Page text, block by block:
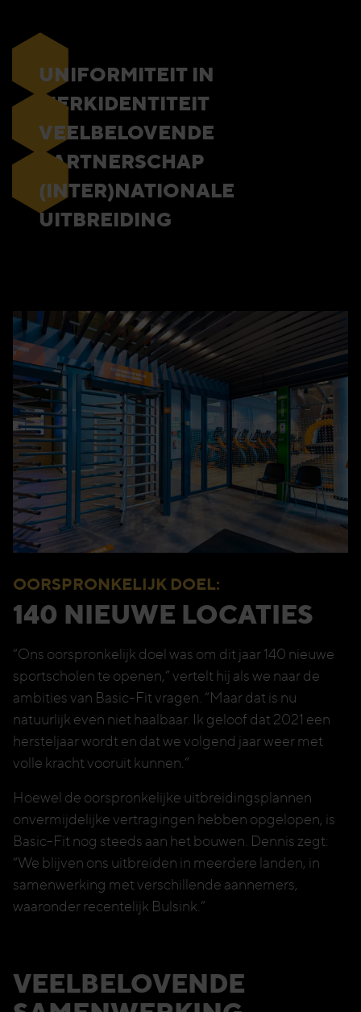
UNIFORMITEIT IN
MERKIDENTITEIT
VEELBELOVENDE
PARTNERSCHAP
(INTER)NATIONALE
UITBREIDING
OORSPRONKELIJK DOEL:
140 NIEUWE LOCATIES
“Ons oorspronkelijk doel was om dit jaar 140 nieuwe
sportscholen te openen,” vertelt hij als we naar de
ambities van Basic-Fit vragen. “Maar dat is nu
natuurlijk even niet haalbaar. Ik geloof dat 2021 een
hersteljaar wordt en dat we volgend jaar weer met
volle kracht vooruit kunnen.”
Hoewel de oorspronkelijke uitbreidingsplannen
onvermijdelijke vertragingen hebben opgelopen, is
Basic-Fit nog steeds aan het bouwen. Dennis zegt:
“We blijven ons uitbreiden in meerdere landen, in
samenwerking met verschillende aannemers,
waaronder recentelijk Bulsink.”
VEELBELOVENDE